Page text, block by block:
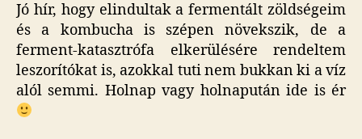
Jó hír, hogy elindultak a fermentált zöldségeim
és a kombucha is szépen növekszik, de a
ferment-katasztrófa elkerülésére rendeltem
leszorítókat is, azokkal tuti nem bukkan ki a víz
alól semmi. Holnap vagy holnapután ide is ér